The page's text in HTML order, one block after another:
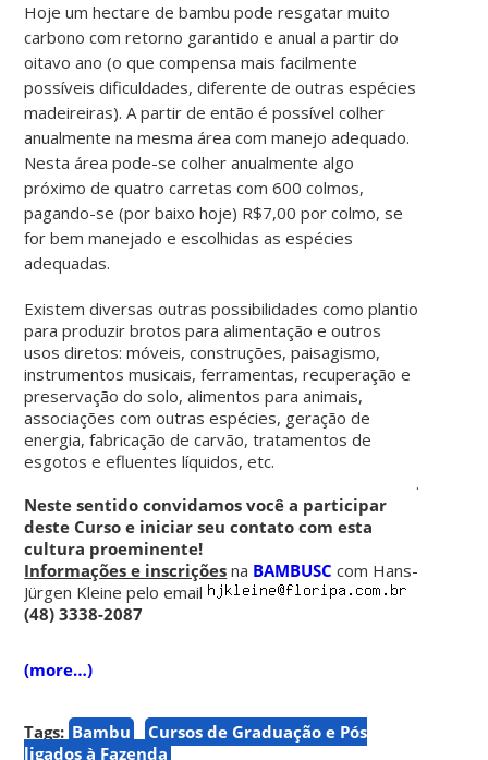
Hoje um hectare de bambu pode resgatar muito
carbono com retorno garantido e anual a partir do
oitavo ano (o que compensa mais facilmente
possíveis dificuldades, diferente de outras espécies
madeireiras). A partir de então é possível colher
anualmente na mesma área com manejo adequado.
Nesta área pode-se colher anualmente algo
próximo de quatro carretas com 600 colmos,
pagando-se (por baixo hoje) R$7,00 por colmo, se
for bem manejado e escolhidas as espécies
adequadas.
Existem diversas outras possibilidades como plantio
para produzir brotos para alimentação e outros
usos diretos: móveis, construções, paisagismo,
instrumentos musicais, ferramentas, recuperação e
preservação do solo, alimentos para animais,
associações com outras espécies, geração de
energia, fabricação de carvão, tratamentos de
esgotos e efluentes líquidos, etc.
.
Neste sentido convidamos você a participar
deste Curso e iniciar seu contato com esta
cultura proeminente!
Informações e inscrições na BAMBUSC com Hans-
Jürgen Kleine pelo email
(48) 3338-2087
(more…)
Tags: Bambu
Cursos de Graduação e Pós
ligados à Fazenda